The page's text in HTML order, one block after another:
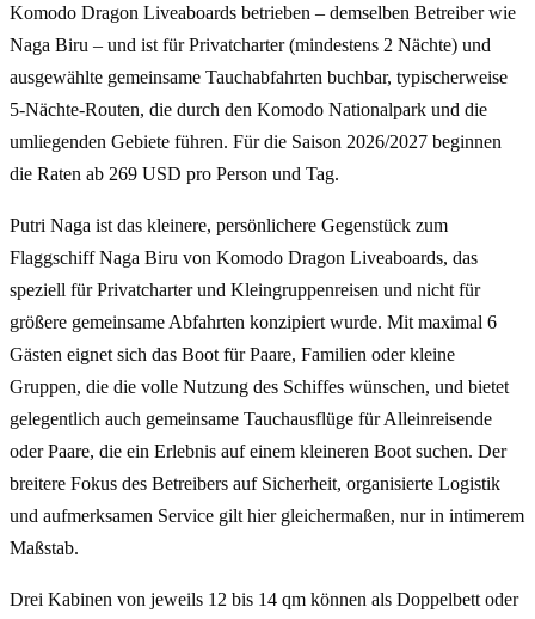
Komodo Dragon Liveaboards betrieben – demselben Betreiber wie
Naga Biru – und ist fürPrivatcharter(mindestens 2 Nächte) und
ausgewählte gemeinsame Tauchabfahrten buchbar, typischerweise
5-Nächte-Routen, die durch den Komodo Nationalpark und die
umliegenden Gebiete führen. Für die Saison 2026/2027 beginnen
die Raten ab 269 USD pro Person und Tag.
Putri Naga ist das kleinere, persönlichere Gegenstück zum
Flaggschiff Naga Biru von Komodo Dragon Liveaboards, das
speziell für Privatcharter und Kleingruppenreisen und nicht für
größere gemeinsame Abfahrten konzipiert wurde. Mit maximal 6
Gästen eignet sich das Boot für Paare, Familien oder kleine
Gruppen, die die volle Nutzung des Schiffes wünschen, und bietet
gelegentlich auch gemeinsame Tauchausflüge für Alleinreisende
oder Paare, die ein Erlebnis auf einem kleineren Boot suchen. Der
breitere Fokus des Betreibers auf Sicherheit, organisierte Logistik
und aufmerksamen Service gilt hier gleichermaßen, nur in intimerem
Maßstab.
Drei Kabinen von jeweils 12 bis 14 qm können als Doppelbett oder